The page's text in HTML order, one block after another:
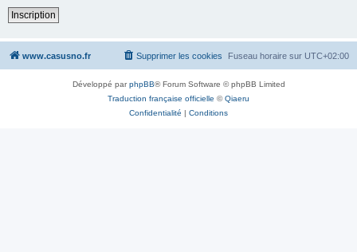
Inscription
www.casusno.fr Fuseau horaire sur UTC+02:00
Supprimer les cookies
Développé parphpBB® Forum Software © phpBB Limited
Traduction française officielle ©Qiaeru
Confidentialité | Conditions